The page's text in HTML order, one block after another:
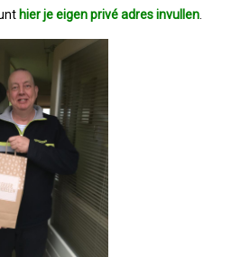
hier je eigen privé adres invullen.